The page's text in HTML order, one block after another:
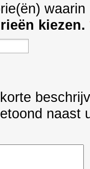
kiezen.
naast